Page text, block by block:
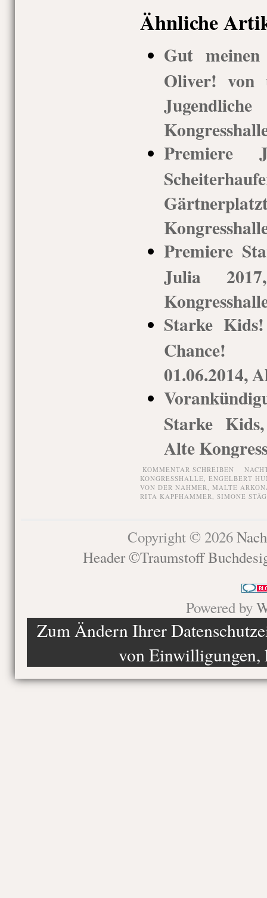
Ähnliche
Gut
Oliver!
Premiere
Premiere
Julia
Starke
Chance!
01.06.2014,
Starke
Alte
KOMMENTAR SCHREIBEN
KONGRESSHALLE, ENGELBERT
VON DER NAHMER, MALTE
RITA KAPFHAMMER, SIMONE
Copyright © 2026
Header ©Traumstoff
Powered by
Zum Ändern Ihrer
von